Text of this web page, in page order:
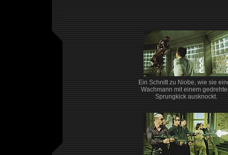
Ein Schnitt zu Niobe, wie sie
Wachmann mit einem
Sprungkick ausknockt.